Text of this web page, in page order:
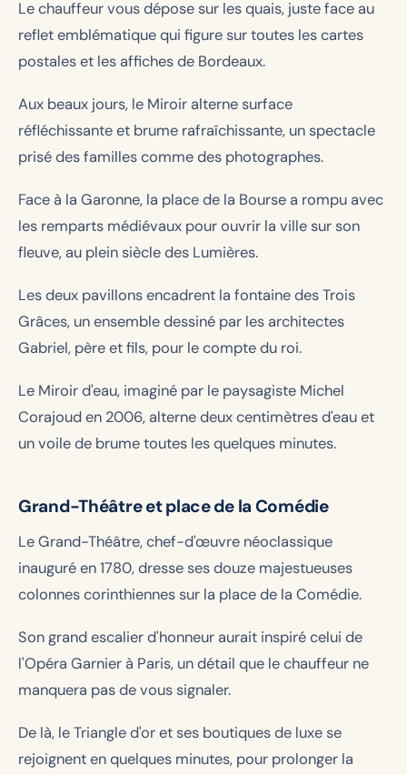
Le chauffeur vous dépose sur les quais, juste face au
reflet emblématique qui figure sur toutes les cartes
postales et les affiches de Bordeaux.
Aux beaux jours, le Miroir alterne surface
réfléchissante et brume rafraîchissante, un spectacle
prisé des familles comme des photographes.
Face à la Garonne, la place de la Bourse a rompu avec
les remparts médiévaux pour ouvrir la ville sur son
fleuve, au plein siècle des Lumières.
Les deux pavillons encadrent la fontaine des Trois
Grâces, un ensemble dessiné par les architectes
Gabriel, père et fils, pour le compte du roi.
Le Miroir d'eau, imaginé par le paysagiste Michel
Corajoud en 2006, alterne deux centimètres d'eau et
un voile de brume toutes les quelques minutes.
Grand-Théâtre et place de la Comédie
Le Grand-Théâtre, chef-d'œuvre néoclassique
inauguré en 1780, dresse ses douze majestueuses
colonnes corinthiennes sur la place de la Comédie.
Son grand escalier d'honneur aurait inspiré celui de
l'Opéra Garnier à Paris, un détail que le chauffeur ne
manquera pas de vous signaler.
De là, le Triangle d'or et ses boutiques de luxe se
rejoignent en quelques minutes, pour prolonger la